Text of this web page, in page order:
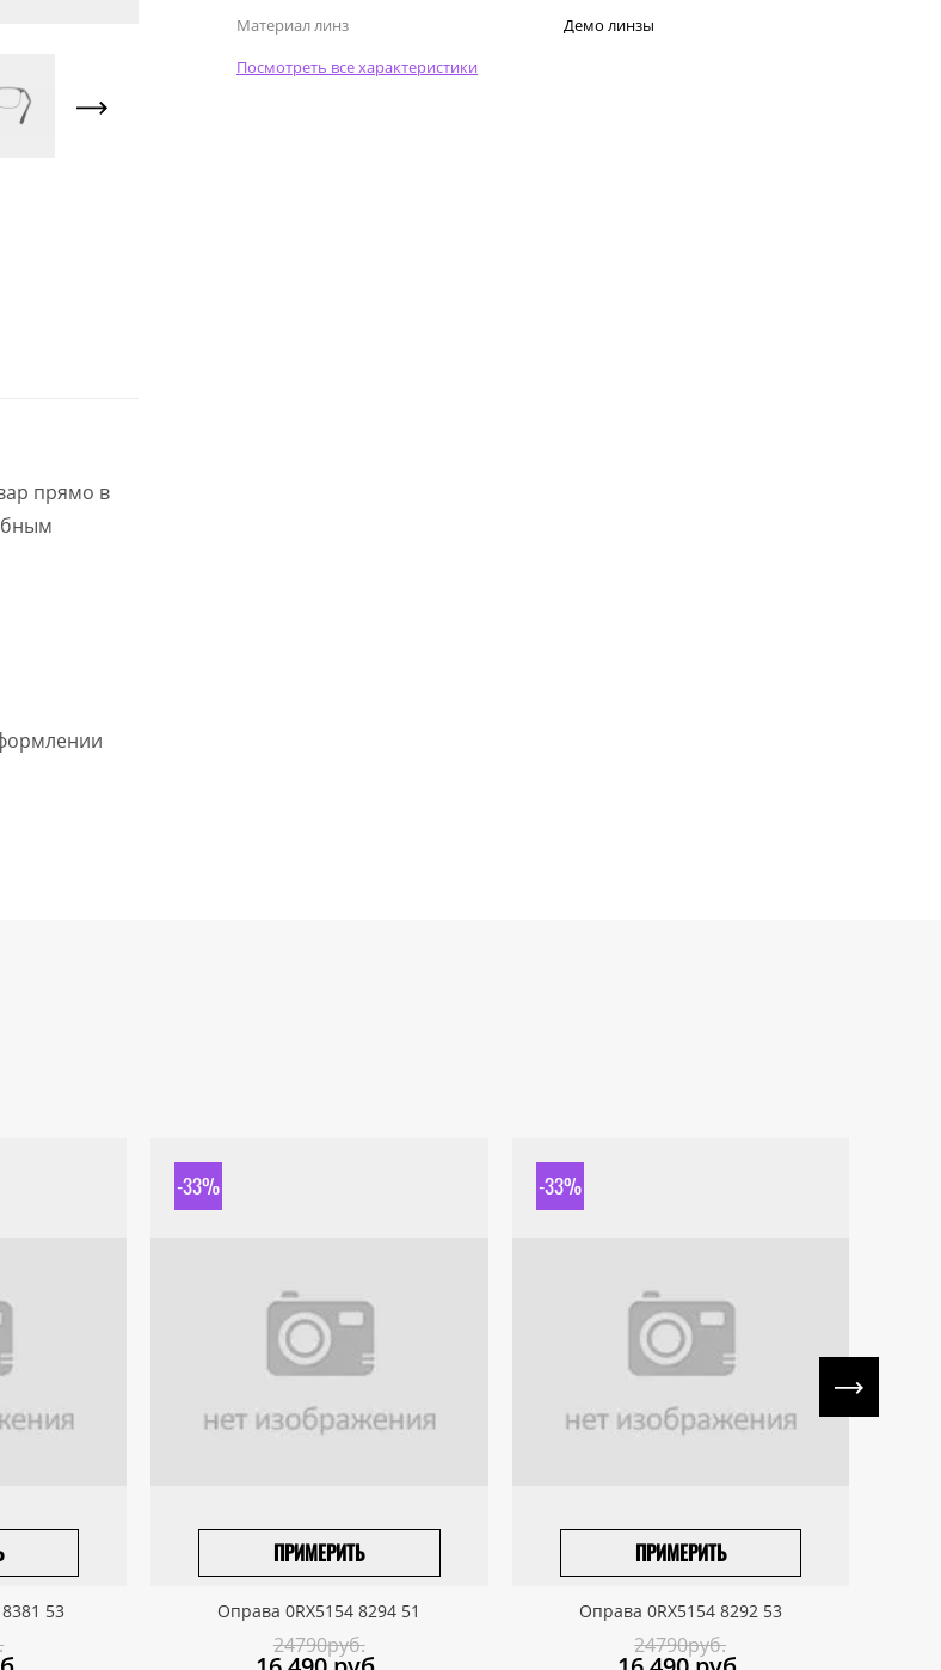
Материал линз
Демо линзы
Посмотреть все характеристики
прямо в
53
-33%
ПРИМЕРИТЬ
ПРИВЕЗТИ ПОД ЗАКАЗ
Оправа 0RX5154 8294 51
24790руб.
-33%
ПРИМЕРИТЬ
ПРИВЕЗТИ ПОД ЗАКАЗ
Оправа 0RX5154 8292 53
24790руб.